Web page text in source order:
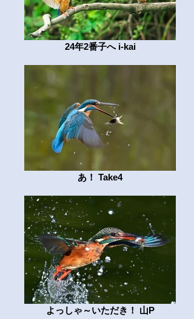
24年2番子へ i-kai
あ！ Take4
よっしゃ～いただき！ 山P